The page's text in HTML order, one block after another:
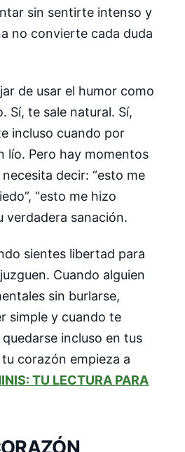
sin sentirte intenso y
no convierte cada duda
de usar el humor como
Sí, te sale natural. Sí,
incluso cuando por
lío. Pero hay momentos
decir: “esto me
“esto me hizo
verdadera sanación.
sientes libertad para
Cuando alguien
sin burlarse,
simple y cuando te
incluso en tus
corazón empieza a
TU LECTURA PARA